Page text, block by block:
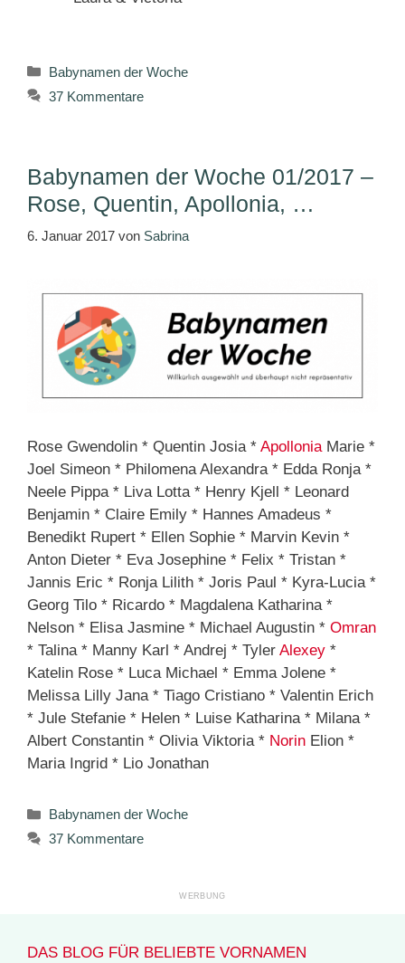
Kategorien
Babynamen der Woche
37 Kommentare
Babynamen der Woche 01/2017 –
Rose, Quentin, Apollonia, …
6. Januar 2017 von Sabrina
Rose Gwendolin * Quentin Josia * ApolloniaMarie *
Joel Simeon * Philomena Alexandra * Edda Ronja *
Neele Pippa * Liva Lotta * Henry Kjell * Leonard
Benjamin * Claire Emily * Hannes Amadeus *
Benedikt Rupert * Ellen Sophie * Marvin Kevin *
Anton Dieter * Eva Josephine * Felix * Tristan *
Jannis Eric * Ronja Lilith * Joris Paul * Kyra-Lucia *
Georg Tilo * Ricardo * Magdalena Katharina *
Nelson * Elisa Jasmine * Michael Augustin * Omran
* Talina * Manny Karl * Andrej * Tyler Alexey *
Katelin Rose * Luca Michael * Emma Jolene *
Melissa Lilly Jana * Tiago Cristiano * Valentin Erich
* Jule Stefanie * Helen * Luise Katharina * Milana *
Albert Constantin * Olivia Viktoria * Norin Elion *
Maria Ingrid * Lio Jonathan
Kategorien
Babynamen der Woche
37 Kommentare
DAS BLOG FÜR BELIEBTE VORNAMEN